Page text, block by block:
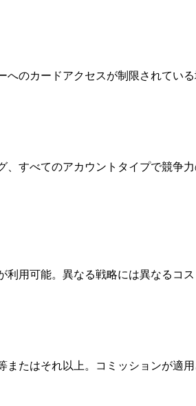
のカードアクセスが制限されている
すべてのアカウントタイプで競
用可能。異なる戦略には異なるコ
たはそれ以上。コミッションが適